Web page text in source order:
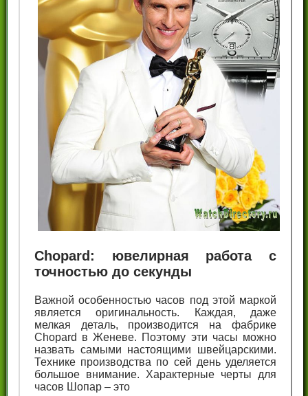
Chopard: ювелирная работа с
точностью до секунды
Важной особенностью часов под этой маркой
является оригинальность. Каждая, даже
мелкая деталь, производится на фабрике
Chopard в Женеве. Поэтому эти часы можно
назвать самыми настоящими швейцарскими.
Технике производства по сей день уделяется
большое внимание. Характерные черты для
часов Шопар – это